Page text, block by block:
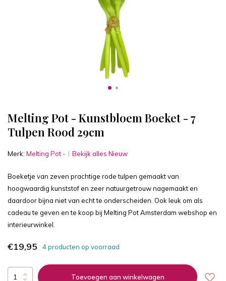
Melting Pot - Kunstbloem Boeket - 7
Tulpen Rood 29cm
Merk: Melting Pot - Bekijk alles Nieuw
Boeketje van zeven prachtige rode tulpen gemaakt van
hoogwaardig kunststof en zeer natuurgetrouw nagemaakt en
daardoor bijna niet van echt te onderscheiden. Ook leuk om als
cadeau te geven en te koop bij Melting Pot Amsterdam webshop en
interieurwinkel.
€19,95 4 producten op voorraad
Toevoegen aan winkelwagen